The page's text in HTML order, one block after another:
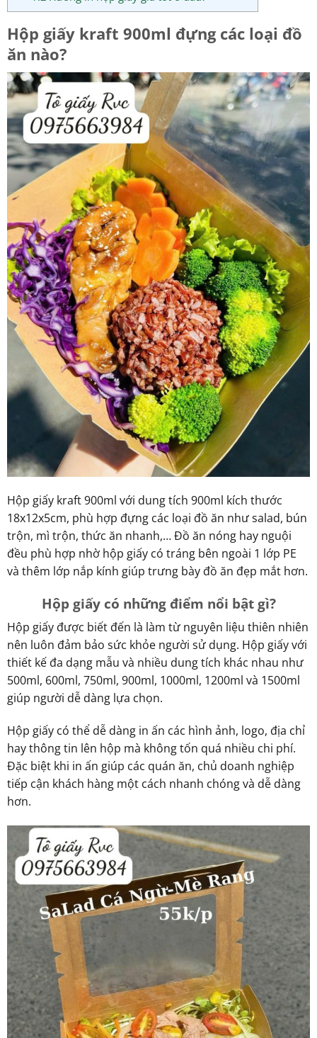
Hộp giấy kraft 900ml đựng các loại đồ
ăn nào?
Hộp giấy kraft 900ml với dung tích 900ml kích thước
18x12x5cm, phù hợp đựng các loại đồ ăn như salad, bún
trộn, mì trộn, thức ăn nhanh,… Đồ ăn nóng hay nguội
đều phù hợp nhờ hộp giấy có tráng bên ngoài 1 lớp PE
và thêm lớp nắp kính giúp trưng bày đồ ăn đẹp mắt hơn.
Hộp giấy có những điểm nổi bật gì?
Hộp giấy được biết đến là làm từ nguyên liệu thiên nhiên
nên luôn đảm bảo sức khỏe người sử dụng. Hộp giấy với
thiết kế đa dạng mẫu và nhiều dung tích khác nhau như
500ml, 600ml, 750ml, 900ml, 1000ml, 1200ml và 1500ml
giúp người dễ dàng lựa chọn.
Hộp giấy có thể dễ dàng in ấn các hình ảnh, logo, địa chỉ
hay thông tin lên hộp mà không tốn quá nhiều chi phí.
Đặc biệt khi in ấn giúp các quán ăn, chủ doanh nghiệp
tiếp cận khách hàng một cách nhanh chóng và dễ dàng
hơn.